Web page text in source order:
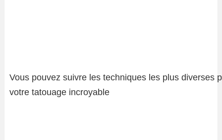
Vous pouvez suivre les techniques les plus diverses
votre tatouage incroyable